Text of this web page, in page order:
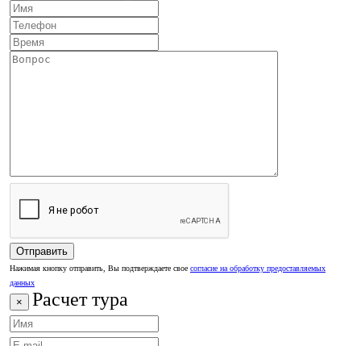
Нажимая кнопку отправить, Вы подтверждаете свое согласие на обработку предоставляемых
данных
× Расчет тура